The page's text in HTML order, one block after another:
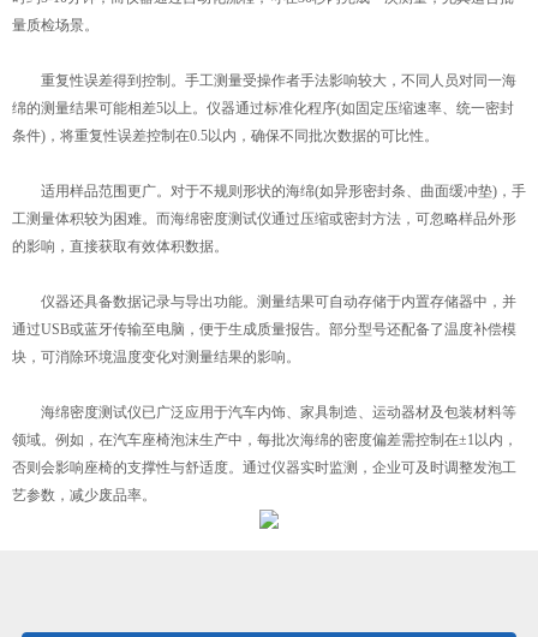
量质检场景。
重复性误差得到控制。手工测量受操作者手法影响较大，不同人员对同一海
绵的测量结果可能相差5以上。仪器通过标准化程序(如固定压缩速率、统一密封
条件)，将重复性误差控制在0.5以内，确保不同批次数据的可比性。
适用样品范围更广。对于不规则形状的海绵(如异形密封条、曲面缓冲垫)，手
工测量体积较为困难。而海绵密度测试仪通过压缩或密封方法，可忽略样品外形
的影响，直接获取有效体积数据。
仪器还具备数据记录与导出功能。测量结果可自动存储于内置存储器中，并
通过USB或蓝牙传输至电脑，便于生成质量报告。部分型号还配备了温度补偿模
块，可消除环境温度变化对测量结果的影响。
海绵密度测试仪已广泛应用于汽车内饰、家具制造、运动器材及包装材料等
领域。例如，在汽车座椅泡沫生产中，每批次海绵的密度偏差需控制在±1以内，
否则会影响座椅的支撑性与舒适度。通过仪器实时监测，企业可及时调整发泡工
艺参数，减少废品率。